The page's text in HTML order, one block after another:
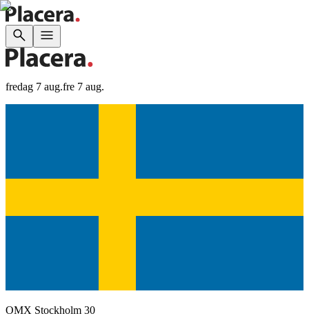
fredag 7 aug.fre 7 aug.
OMX Stockholm 30